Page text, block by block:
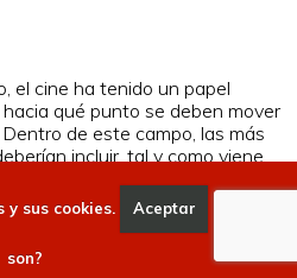
el cine ha tenido un papel
qué punto se deben mover
de este campo, las más
incluir, tal y como viene
el sentido de la vista? He
una alternativa a la que
y sus cookies. Aceptar
son?